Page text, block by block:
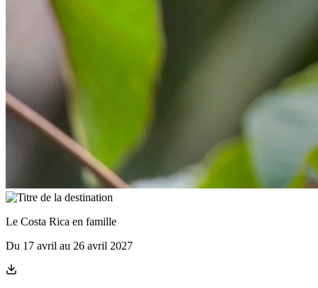
Le Costa Rica en famille
Du 17 avril au 26 avril 2027